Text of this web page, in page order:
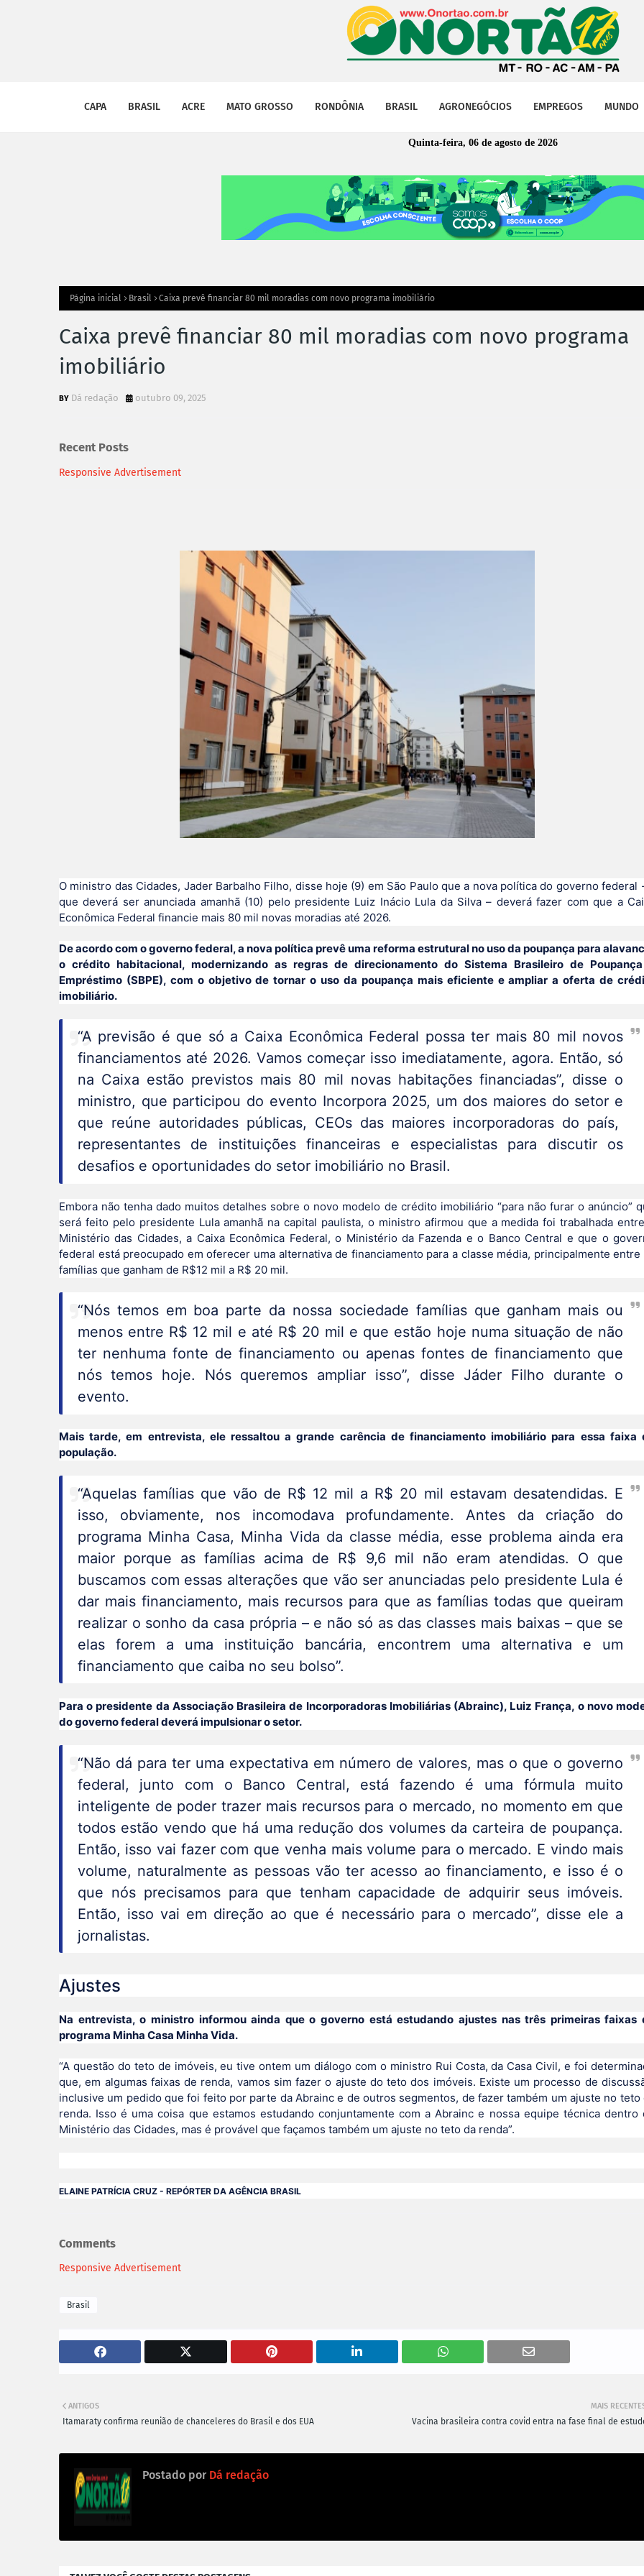
CAPA BRASIL ACRE MATO GROSSO RONDÔNIA BRASIL AGRONEGÓCIOS EMPREGOS MUNDO
Quinta-feira, 06 de agosto de 2026
Página inicial Brasil Caixa prevê financiar 80 mil moradias com novo programa imobiliário
Caixa prevê financiar 80 mil moradias com novo programa
imobiliário
Dá redação outubro 09, 2025
Recent Posts
Responsive Advertisement
O ministro das Cidades, Jader Barbalho Filho, disse hoje (9) em São Paulo que a nova política do governo federal
que deverá ser anunciada amanhã (10) pelo presidente Luiz Inácio Lula da Silva – deverá fazer com que a
Econômica Federal financie mais 80 mil novas moradias até 2026.
De acordo com o governo federal, a nova política prevê uma reforma estrutural no uso da poupança para
o crédito habitacional, modernizando as regras de direcionamento do Sistema Brasileiro de
Empréstimo (SBPE), com o objetivo de tornar o uso da poupança mais eficiente e ampliar a oferta de
imobiliário.
“A previsão é que só a Caixa Econômica Federal possa ter mais 80 mil novos
financiamentos até 2026. Vamos começar isso imediatamente, agora. Então, só
na Caixa estão previstos mais 80 mil novas habitações financiadas”, disse o
ministro, que participou do evento Incorpora 2025, um dos maiores do setor e
que reúne autoridades públicas, CEOs das maiores incorporadoras do país,
representantes de instituições financeiras e especialistas para discutir os
desafios e oportunidades do setor imobiliário no Brasil.
Embora não tenha dado muitos detalhes sobre o novo modelo de crédito imobiliário “para não furar o anúncio”
será feito pelo presidente Lula amanhã na capital paulista, o ministro afirmou que a medida foi trabalhada
Ministério das Cidades, a Caixa Econômica Federal, o Ministério da Fazenda e o Banco Central e que o
federal está preocupado em oferecer uma alternativa de financiamento para a classe média, principalmente entre
famílias que ganham de R$12 mil a R$ 20 mil.
“Nós temos em boa parte da nossa sociedade famílias que ganham mais ou
menos entre R$ 12 mil e até R$ 20 mil e que estão hoje numa situação de não
ter nenhuma fonte de financiamento ou apenas fontes de financiamento que
nós temos hoje. Nós queremos ampliar isso”, disse Jáder Filho durante o
evento.
Mais tarde, em entrevista, ele ressaltou a grande carência de financiamento imobiliário para essa faixa
população.
“Aquelas famílias que vão de R$ 12 mil a R$ 20 mil estavam desatendidas. E
isso, obviamente, nos incomodava profundamente. Antes da criação do
programa Minha Casa, Minha Vida da classe média, esse problema ainda era
maior porque as famílias acima de R$ 9,6 mil não eram atendidas. O que
buscamos com essas alterações que vão ser anunciadas pelo presidente Lula é
dar mais financiamento, mais recursos para que as famílias todas que queiram
realizar o sonho da casa própria – e não só as das classes mais baixas – que se
elas forem a uma instituição bancária, encontrem uma alternativa e um
financiamento que caiba no seu bolso”.
Para o presidente da Associação Brasileira de Incorporadoras Imobiliárias (Abrainc), Luiz França, o novo
do governo federal deverá impulsionar o setor.
“Não dá para ter uma expectativa em número de valores, mas o que o governo
federal, junto com o Banco Central, está fazendo é uma fórmula muito
inteligente de poder trazer mais recursos para o mercado, no momento em que
todos estão vendo que há uma redução dos volumes da carteira de poupança.
Então, isso vai fazer com que venha mais volume para o mercado. E vindo mais
volume, naturalmente as pessoas vão ter acesso ao financiamento, e isso é o
que nós precisamos para que tenham capacidade de adquirir seus imóveis.
Então, isso vai em direção ao que é necessário para o mercado”, disse ele a
jornalistas.
Ajustes
Na entrevista, o ministro informou ainda que o governo está estudando ajustes nas três primeiras faixas
programa Minha Casa Minha Vida.
“A questão do teto de imóveis, eu tive ontem um diálogo com o ministro Rui Costa, da Casa Civil, e foi
que, em algumas faixas de renda, vamos sim fazer o ajuste do teto dos imóveis. Existe um processo de
inclusive um pedido que foi feito por parte da Abrainc e de outros segmentos, de fazer também um ajuste no teto
renda. Isso é uma coisa que estamos estudando conjuntamente com a Abrainc e nossa equipe técnica dentro
Ministério das Cidades, mas é provável que façamos também um ajuste no teto da renda”.
ELAINE PATRÍCIA CRUZ - REPÓRTER DA AGÊNCIA BRASIL
Comments
Responsive Advertisement
Brasil
MAIS
Vacina brasileira contra covid entra na fase final de
ANTIGOS
Itamaraty confirma reunião de chanceleres do Brasil e dos EUA
Postado por Dá redação